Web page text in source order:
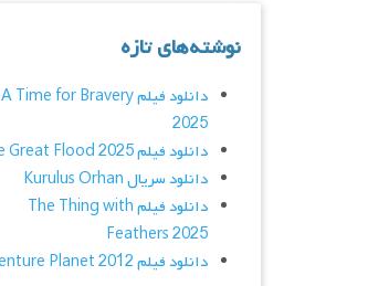
نوشته‌های تازه
دانلود فیلم A Time for Bravery
2025
دانلود فیلم The Great Flood 2025
دانلود سریال Kurulus Orhan
دانلود فیلم The Thing with
Feathers 2025
دانلود فیلم Adventure Planet 2012